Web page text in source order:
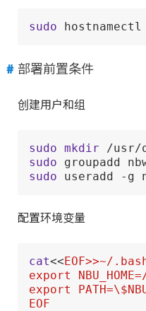
sudo hostnamectl
部署前置条件
创建用户和组
sudo mkdir
sudo
sudo useradd -g
配置环境变量
cat<<EOF>>~/
export
export
EOF